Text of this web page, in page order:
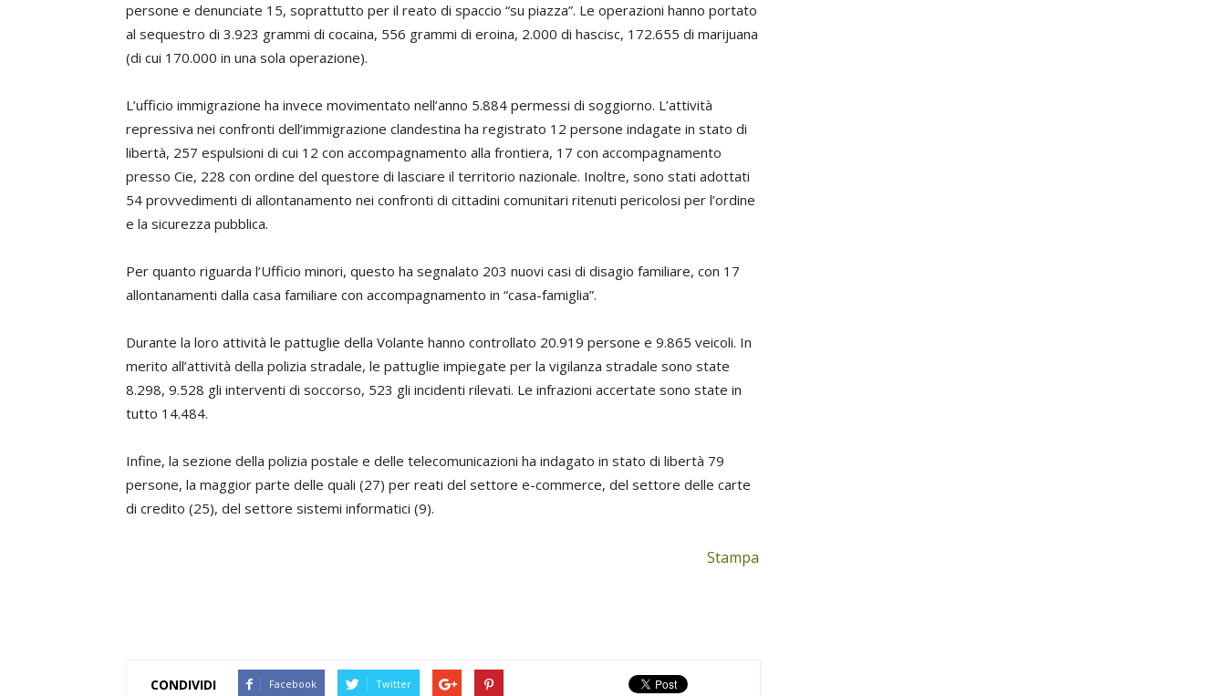
persone e denunciate 15, soprattutto per il reato di spaccio “su piazza”. Le operazioni hanno portato
al sequestro di 3.923 grammi di cocaina, 556 grammi di eroina, 2.000 di hascisc, 172.655 di marijuana
(di cui 170.000 in una sola operazione).
L’ufficio immigrazione ha invece movimentato nell’anno 5.884 permessi di soggiorno. L’attività
repressiva nei confronti dell’immigrazione clandestina ha registrato 12 persone indagate in stato di
libertà, 257 espulsioni di cui 12 con accompagnamento alla frontiera, 17 con accompagnamento
presso Cie, 228 con ordine del questore di lasciare il territorio nazionale. Inoltre, sono stati adottati
54 provvedimenti di allontanamento nei confronti di cittadini comunitari ritenuti pericolosi per l’ordine
e la sicurezza pubblica.
Per quanto riguarda l’Ufficio minori, questo ha segnalato 203 nuovi casi di disagio familiare, con 17
allontanamenti dalla casa familiare con accompagnamento in “casa-famiglia”.
Durante la loro attività le pattuglie della Volante hanno controllato 20.919 persone e 9.865 veicoli. In
merito all’attività della polizia stradale, le pattuglie impiegate per la vigilanza stradale sono state
8.298, 9.528 gli interventi di soccorso, 523 gli incidenti rilevati. Le infrazioni accertate sono state in
tutto 14.484.
Infine, la sezione della polizia postale e delle telecomunicazioni ha indagato in stato di libertà 79
persone, la maggior parte delle quali (27) per reati del settore e-commerce, del settore delle carte
di credito (25), del settore sistemi informatici (9).
Stampa
CONDIVIDI Facebook Twitter